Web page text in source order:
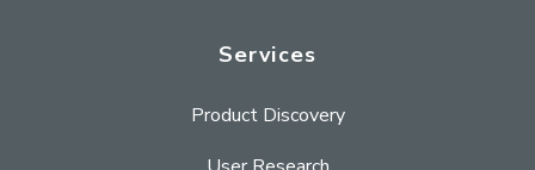
Services
Product Discovery